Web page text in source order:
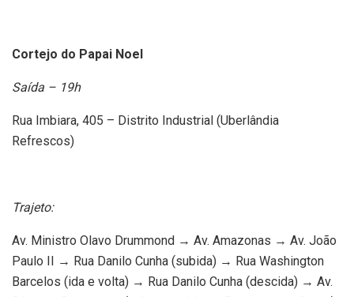
Cortejo do Papai Noel
Saída – 19h
Rua Imbiara, 405 – Distrito Industrial (Uberlândia
Refrescos)
Trajeto:
Av. Ministro Olavo Drummond → Av. Amazonas → Av. João
Paulo II → Rua Danilo Cunha (subida) → Rua Washington
Barcelos (ida e volta) → Rua Danilo Cunha (descida) → Av.